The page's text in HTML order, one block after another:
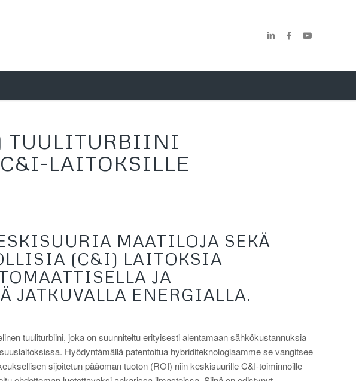
TUULITURBIINI
LAITOKSILLE
MAATILOJA SEKÄ
(C&I) LAITOKSIA
JA
JATKUVALLA ENERGIALLA.
tuuliturbiini, joka on suunniteltu erityisesti alentamaan sähkökustannuksia
Hyödyntämällä patentoitua hybriditeknologiaamme se vangitsee
sijoitetun pääoman tuoton (ROI) niin keskisuurille C&I-toiminnoille